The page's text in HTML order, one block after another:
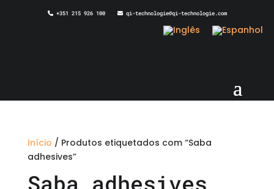
+351 215 926 100 qi-technologie@qi-technologie.com
Início / Produtos etiquetados com “Saba
adhesives”
Saba adhesives